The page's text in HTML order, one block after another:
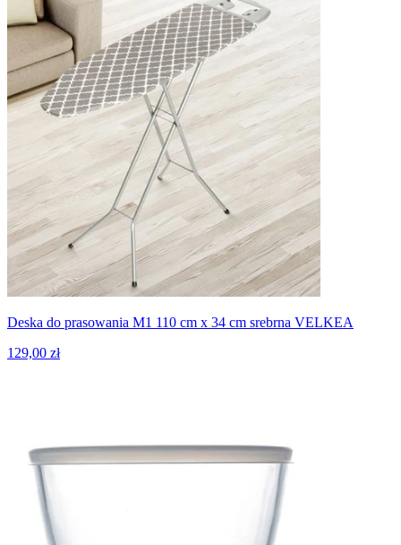
Deska do prasowania M1 110 cm x 34 cm srebrna VELKEA
129,00 zł